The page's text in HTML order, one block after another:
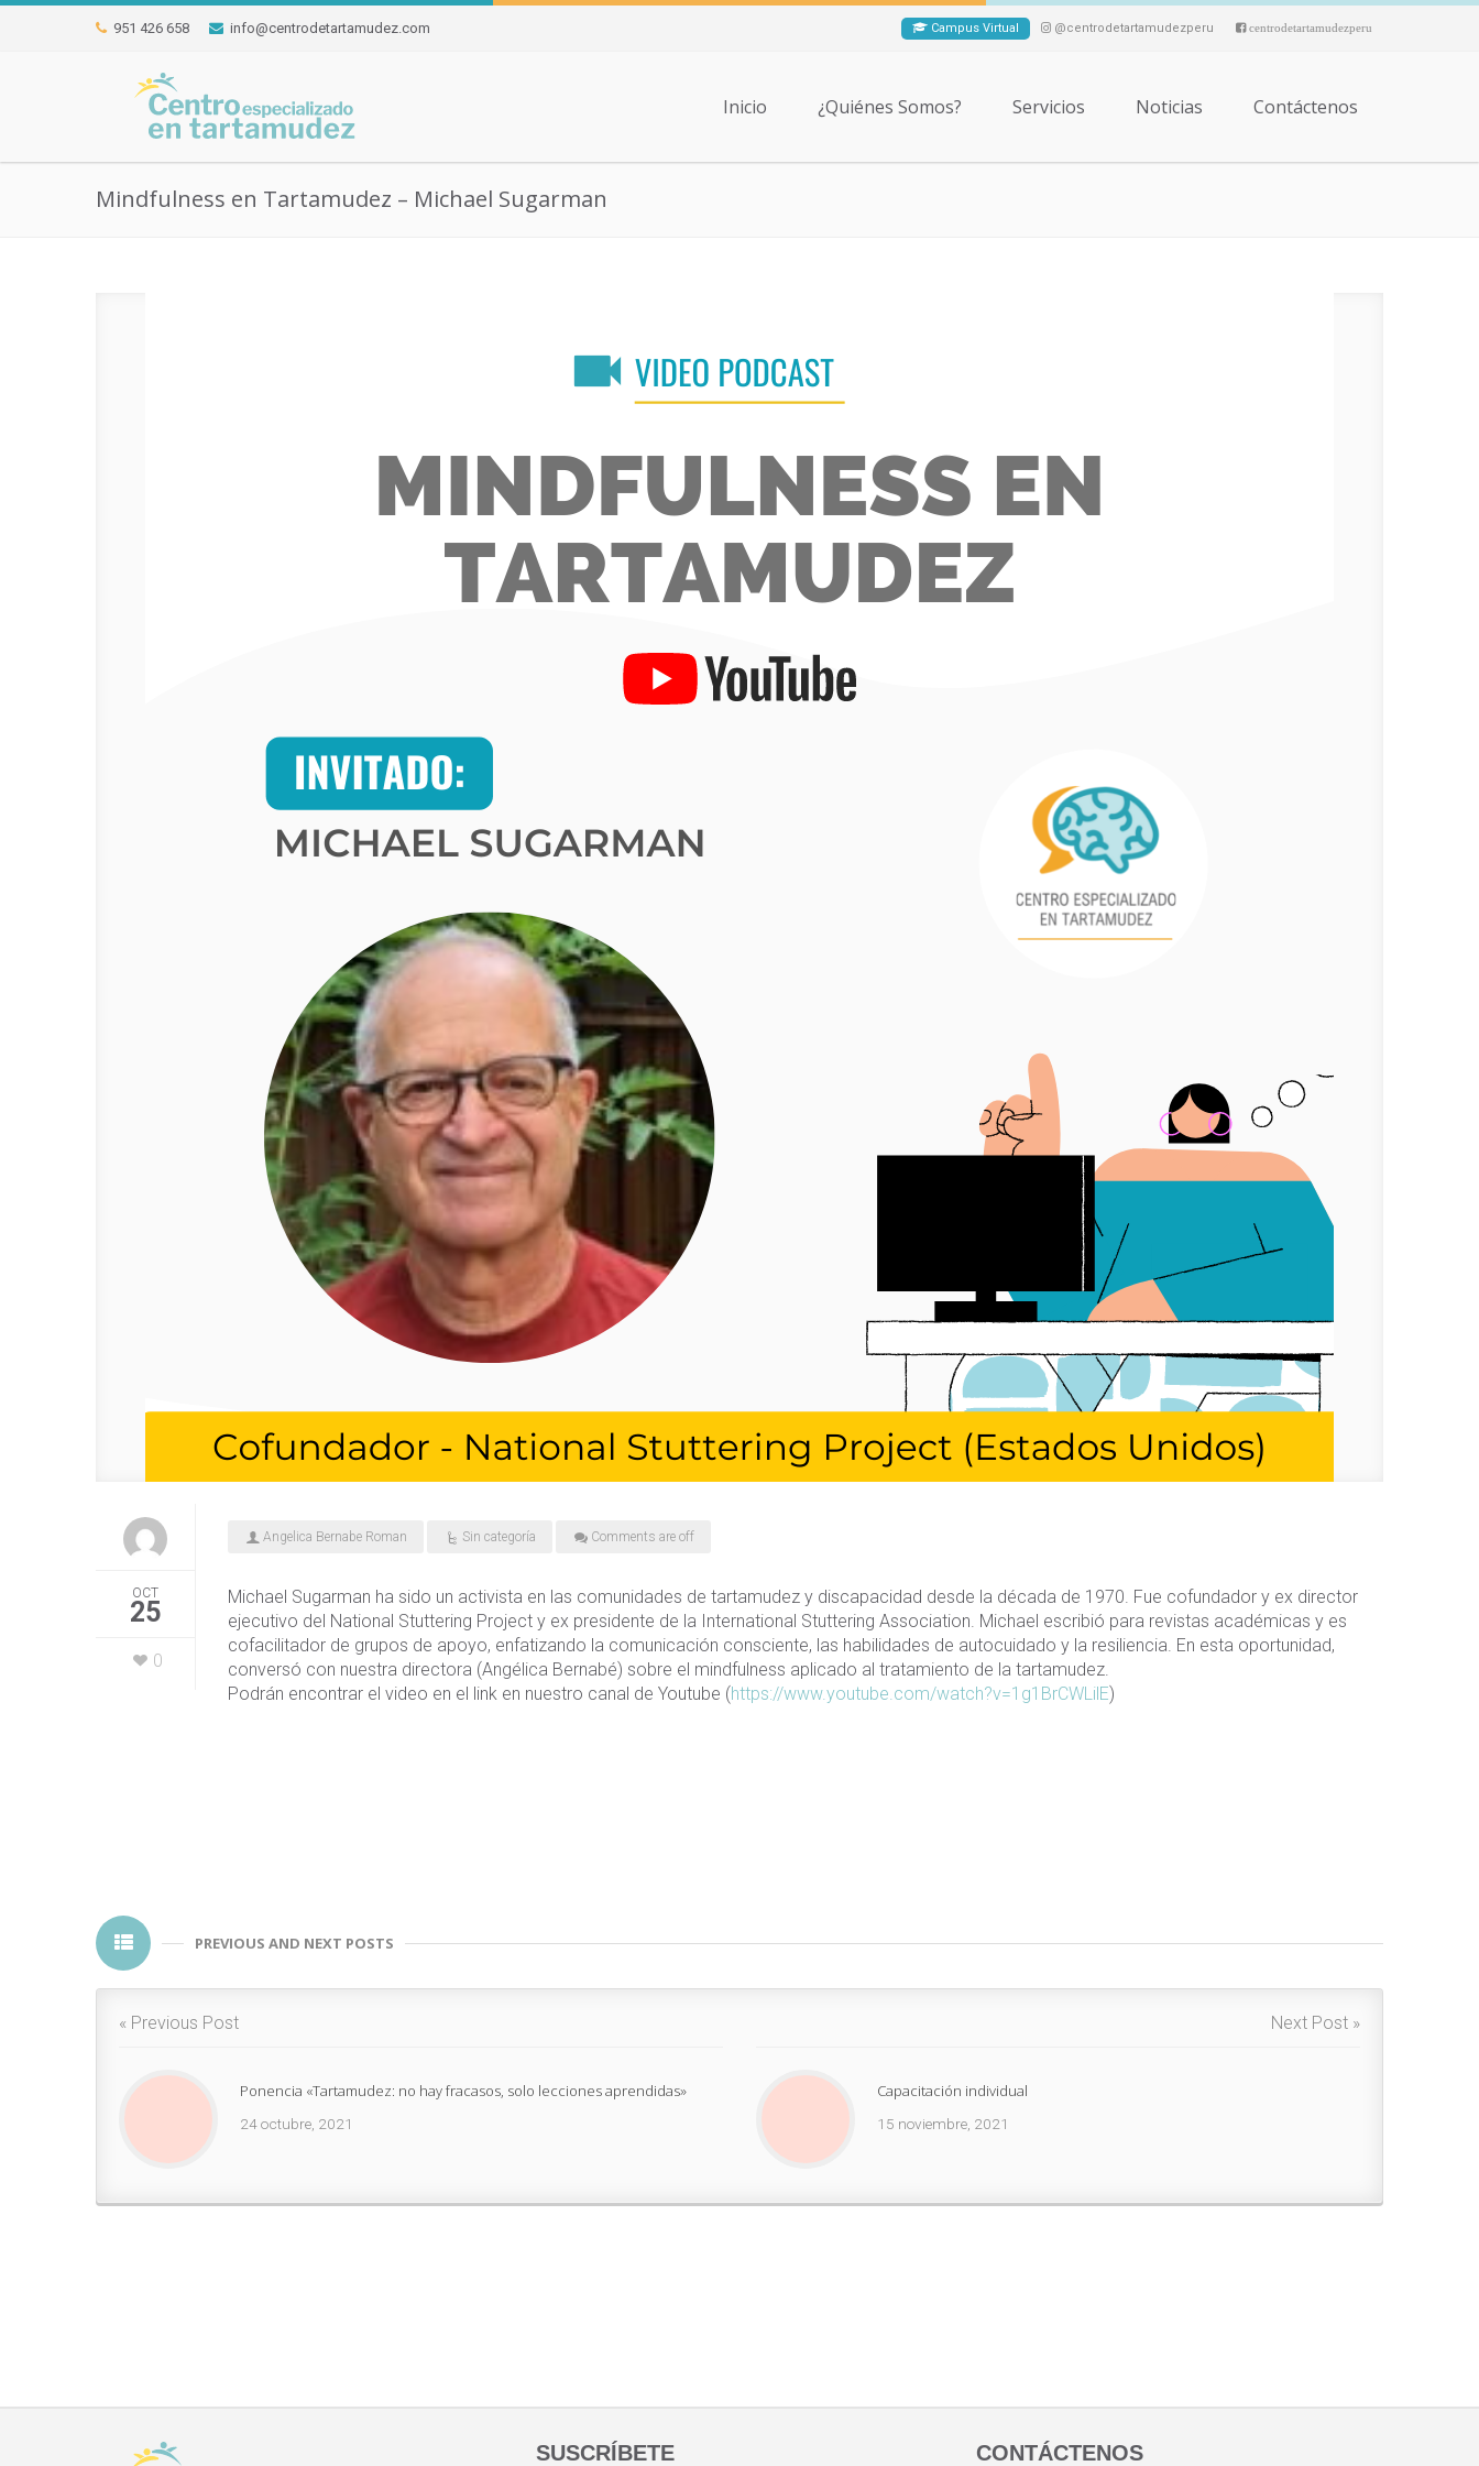
951 426 658 info@centrodetartamudez.com Campus Virtual @centrodetartamudezperu centrodetartamudezperu
Inicio ¿Quiénes Somos? Servicios Noticias Contáctenos
Mindfulness en Tartamudez – Michael Sugarman
OCT
25
0
Angelica Bernabe Roman Sin categoría Comments are off
Michael Sugarman ha sido un activista en las comunidades de tartamudez y discapacidad desde la década de 1970. Fue cofundador y ex director
ejecutivo del National Stuttering Project y ex presidente de la International Stuttering Association. Michael escribió para revistas académicas y es
cofacilitador de grupos de apoyo, enfatizando la comunicación consciente, las habilidades de autocuidado y la resiliencia. En esta oportunidad,
conversó con nuestra directora (Angélica Bernabé) sobre el mindfulness aplicado al tratamiento de la tartamudez.
Podrán encontrar el video en el link en nuestro canal de Youtube (https://www.youtube.com/watch?v=1g1BrCWLilE)
PREVIOUS AND NEXT POSTS
« Previous Post
Ponencia «Tartamudez: no hay fracasos, solo lecciones aprendidas»
24 octubre, 2021
Next Post »
Capacitación individual
15 noviembre, 2021
SUSCRÍBETE CONTÁCTENOS